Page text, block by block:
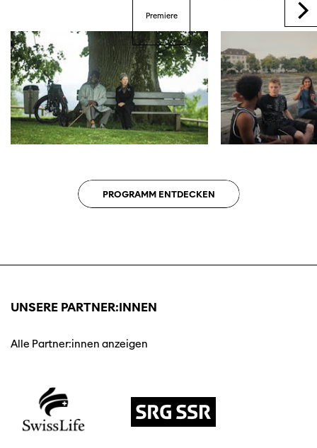
PROGRAMM ENTDECKEN
Premiere
UNSERE PARTNER:INNEN
Alle Partner:innen anzeigen